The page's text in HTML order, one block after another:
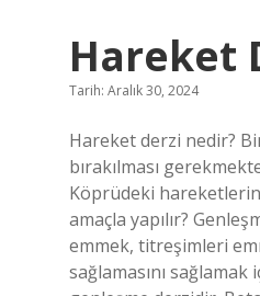
Hareket
Tarih: Aralık 30, 2024
Hareket derzi nedir?
bırakılması
Köprüdeki
amaçla yapılır?
emmek, titreşimleri
sağlamasını